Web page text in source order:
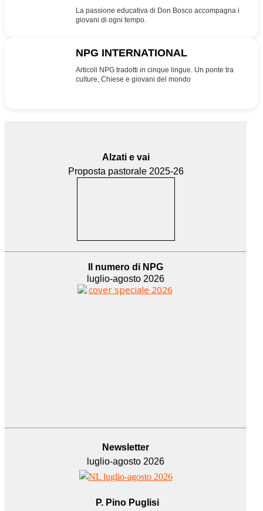
La passione educativa di Don Bosco accompagna i
giovani di ogni tempo.
NPG INTERNATIONAL
Articoli NPG tradotti in cinque lingue. Un ponte tra
culture, Chiese e giovani del mondo
Alzati e vai
Proposta pastorale 2025-26
Il numero di NPG
luglio-agosto 2026
Newsletter
luglio-agosto 2026
P. Pino Puglisi